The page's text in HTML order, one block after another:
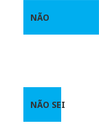
NÃO
NÃO SEI